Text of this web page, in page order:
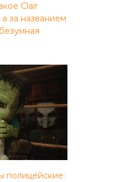
Clair
за названием
полицейские: